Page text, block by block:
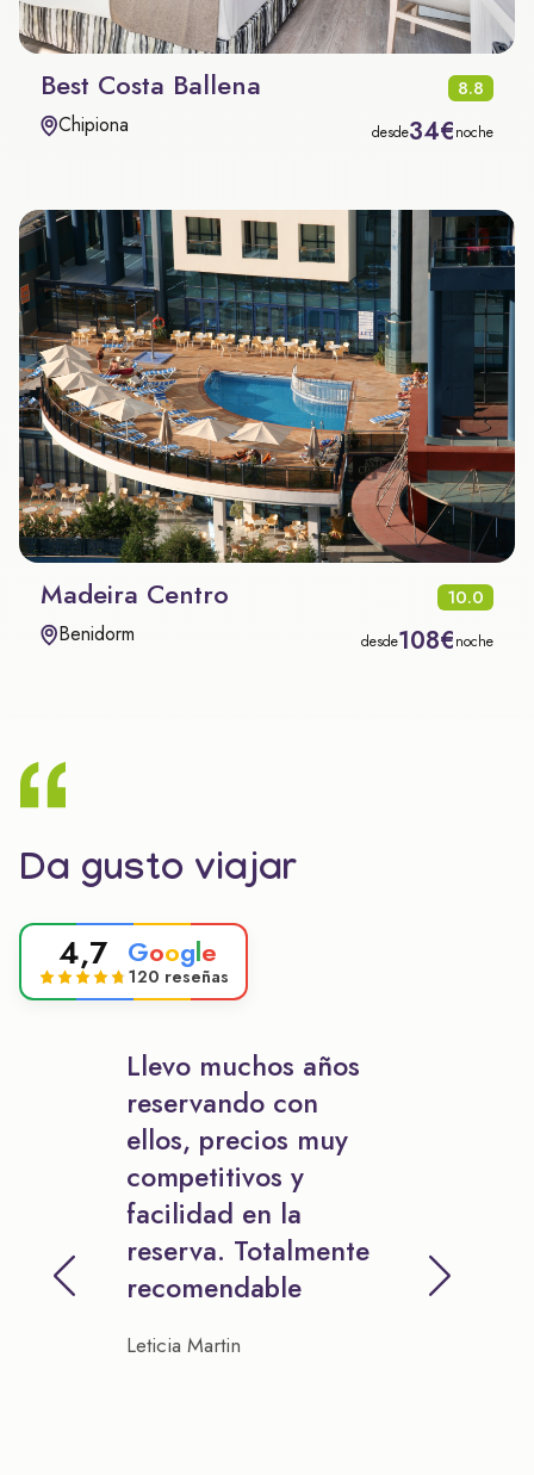
Best Costa Ballena 8.8
Chipiona desde34€noche
Madeira Centro 10.0
Benidorm desde108€noche
Da gusto viajar
4,7 Google
120 reseñas
Llevo muchos años
reservando con
ellos, precios muy
competitivos y
facilidad en la
reserva. Totalmente
recomendable
Leticia Martin